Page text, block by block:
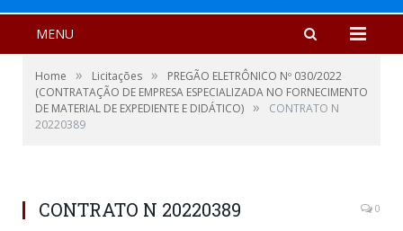
MENU
Home » Licitações »
PREGÃO ELETRÔNICO Nº 030/2022
(CONTRATAÇÃO DE EMPRESA ESPECIALIZADA NO FORNECIMENTO
DE MATERIAL DE EXPEDIENTE E DIDÁTICO) »
CONTRATO N
20220389
CONTRATO N 20220389 0